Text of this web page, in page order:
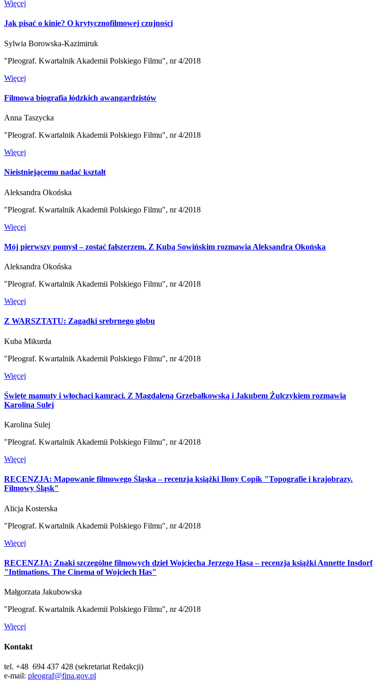
Więcej
Jak pisać o kinie? O krytycznofilmowej czujności
Sylwia Borowska-Kazimiruk
"Pleograf. Kwartalnik Akademii Polskiego Filmu", nr 4/2018
Więcej
Filmowa biografia łódzkich awangardzistów
Anna Taszycka
"Pleograf. Kwartalnik Akademii Polskiego Filmu", nr 4/2018
Więcej
Nieistniejącemu nadać kształt
Aleksandra Okońska
"Pleograf. Kwartalnik Akademii Polskiego Filmu", nr 4/2018
Więcej
Mój pierwszy pomysł – zostać fałszerzem. Z Kubą Sowińskim rozmawia Aleksandra Okońska
Aleksandra Okońska
"Pleograf. Kwartalnik Akademii Polskiego Filmu", nr 4/2018
Więcej
Z WARSZTATU: Zagadki srebrnego globu
Kuba Mikurda
"Pleograf. Kwartalnik Akademii Polskiego Filmu", nr 4/2018
Więcej
Święte mamuty i włochaci kamraci. Z Magdaleną Grzebałkowską i Jakubem Żulczykiem rozmawia
Karolina Sulej
Karolina Sulej
"Pleograf. Kwartalnik Akademii Polskiego Filmu", nr 4/2018
Więcej
RECENZJA: Mapowanie filmowego Śląska – recenzja książki Ilony Copik "Topografie i krajobrazy.
Filmowy Śląsk"
Alicja Kosterska
"Pleograf. Kwartalnik Akademii Polskiego Filmu", nr 4/2018
Więcej
RECENZJA: Znaki szczególne filmowych dzieł Wojciecha Jerzego Hasa – recenzja książki Annette Insdorf
"Intimations. The Cinema of Wojciech Has"
Małgorzata Jakubowska
"Pleograf. Kwartalnik Akademii Polskiego Filmu", nr 4/2018
Więcej
Kontakt
tel. +48 694 437 428 (sekretariat Redakcji)
e-mail: pleograf@fina.gov.pl